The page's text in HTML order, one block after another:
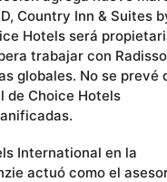
Country Inn & Suites
Hotels será
trabajar con
globales. No se prevé
de Choice Hotels
International en la
actuó como el